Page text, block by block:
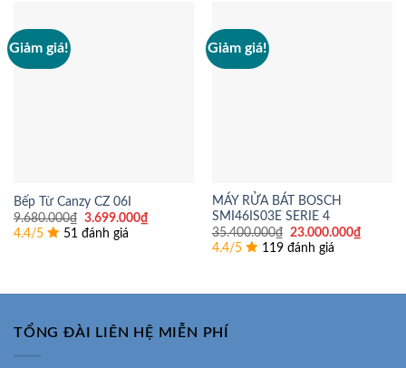
Giảm giá!
Bếp Từ Canzy CZ 06I
9.680.000₫ Giá
gốc
là:
3.699.000₫Giá
4.4/5 51 đánh giá
Giảm giá!
MÁY RỬA BÁT BOSCH
SMI46IS03E SERIE 4
35.400.000₫ Giá
gốc
là:
23.000.000₫Giá
4.4/5 119 đánh giá
TỔNG ĐÀI LIÊN HỆ MIỄN PHÍ